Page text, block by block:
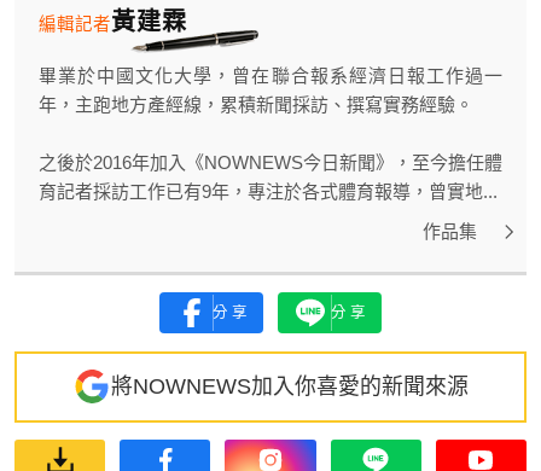
黃建霖
編輯記者
畢業於中國文化大學，曾在聯合報系經濟日報工作過一
年，主跑地方產經線，累積新聞採訪、撰寫實務經驗。
之後於2016年加入《NOWNEWS今日新聞》，至今擔任體
育記者採訪工作已有9年，專注於各式體育報導，曾實地...
作品集
分享 分享
將NOWNEWS加入你喜愛的新聞來源